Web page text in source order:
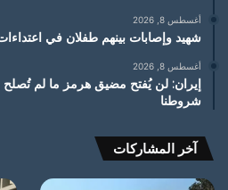
أغسطس 8, 2026
شهيد وإصابات بينهم طفلان في
أغسطس 8, 2026
إيران: لن يُفتح مضيق هرمز ما لم
شروطنا
آخر المشاركات